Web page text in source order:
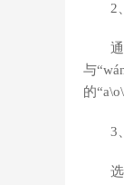
2
与
的
3